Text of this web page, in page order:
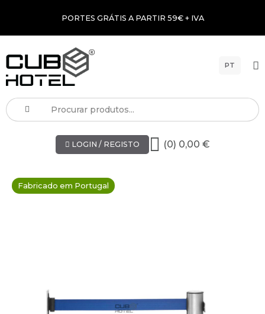
PORTES GRÁTIS A PARTIR 59€ + IVA
PT
LOGIN / REGISTO (0) 0,00 €
Fabricado em Portugal